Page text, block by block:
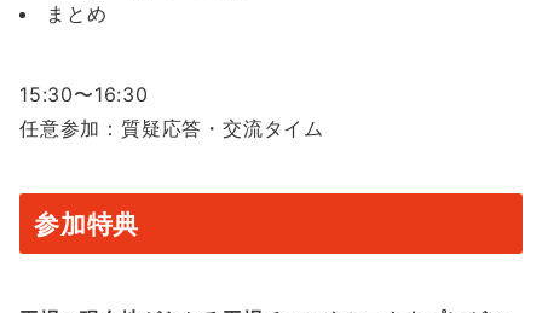
まとめ
15:30〜16:30
任意参加：質疑応答・交流タイム
参加特典